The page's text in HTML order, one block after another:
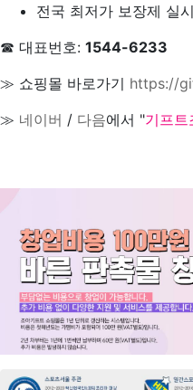
전국 최저가 보장제 실
☎ 대표번호: 1544-6233
≫ 쇼핑몰 바로가기 https://
≫ 네이버 / 다음에서 "기프트